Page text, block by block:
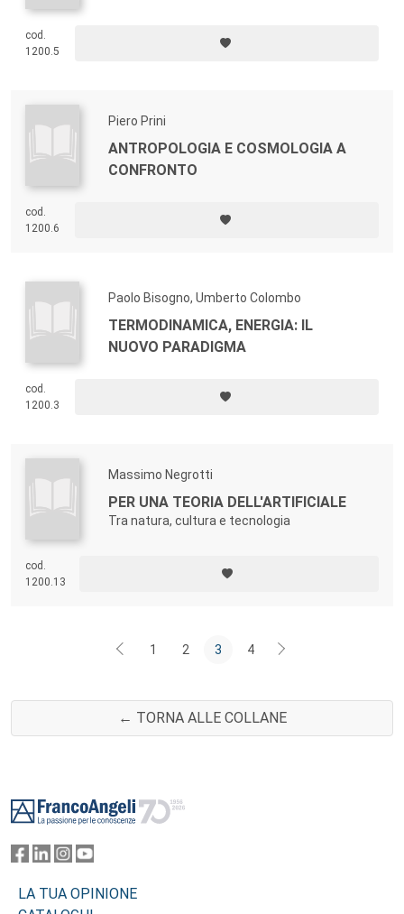
cod.
1200.5
Piero Prini
ANTROPOLOGIA E COSMOLOGIA A
CONFRONTO
cod.
1200.6
Paolo Bisogno, Umberto Colombo
TERMODINAMICA, ENERGIA: IL
NUOVO PARADIGMA
cod.
1200.3
Massimo Negrotti
PER UNA TEORIA DELL'ARTIFICIALE
Tra natura, cultura e tecnologia
cod.
1200.13
1 2 3 4
← TORNA ALLE COLLANE
LA TUA OPINIONE